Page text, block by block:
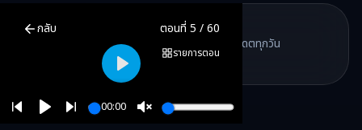
กลับ ตอนที่ 5 /60
รายการตอน
00:00
Play
พากย์ไทย ซับไทย ดูฟรีออนไลน์ —
RA15 เป็นเว็บไซต์ดูซีรี่ส์จีนออนไลน์ฟรี ที่รวบรวมหนังจีน ละครจีน มิ
RA15 Drama
RA15 Drama
รวมซีรี่ส์จีน ละครสั้น หนังแนวตั้ง พากย์ไทย อัปเดตทุกวัน
RA15 Drama